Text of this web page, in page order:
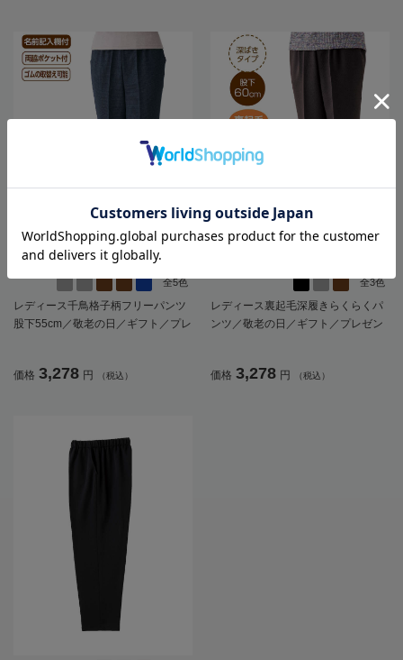
全5色
レディース千鳥格子柄フリーパンツ
股下55cm／敬老の日／ギフト／プレ
価格 3,278 円 （税込）
全3色
レディース裏起毛深履きらくらくパ
ンツ／敬老の日／ギフト／プレゼン
価格 3,278 円 （税込）